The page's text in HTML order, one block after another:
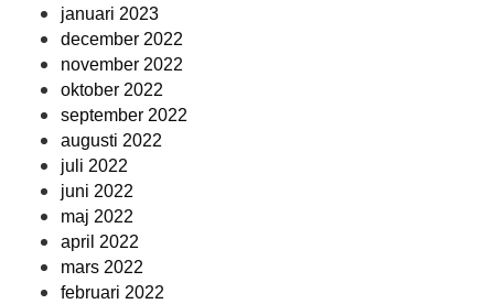
januari 2023
december 2022
november 2022
oktober 2022
september 2022
augusti 2022
juli 2022
juni 2022
maj 2022
april 2022
mars 2022
februari 2022